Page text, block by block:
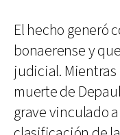
El hecho generó
bonaerense y
judicial. Mientras
muerte de
grave vinculado